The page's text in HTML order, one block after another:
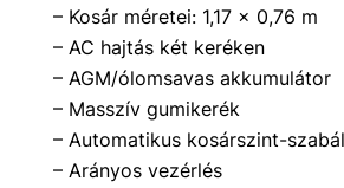
– Kosár méretei: 1,17 x 0,76 m
– AC hajtás két keréken
– AGM/ólomsavas akkumulátor
– Masszív gumikerék
– Automatikus kosárszint-
– Arányos vezérlés